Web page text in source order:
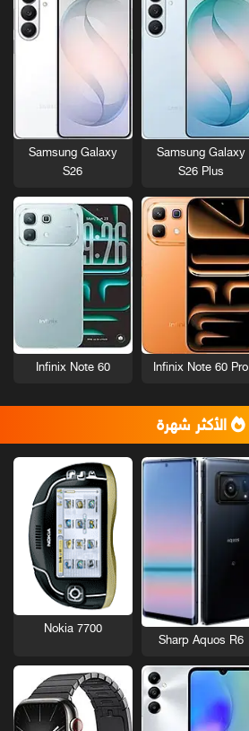
Samsung Galaxy
S26 Plus
Samsung Galaxy
S26
Infinix Note 60 Pro
Infinix Note 60
الأكثر شهرة
Sharp Aquos R6
Nokia 7700